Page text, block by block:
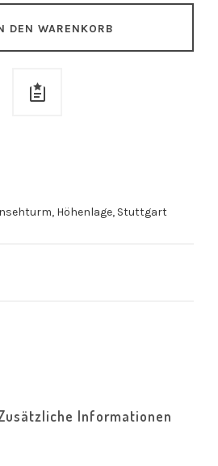
DEN WARENKORB
, Höhenlage, Stuttgart
Informationen